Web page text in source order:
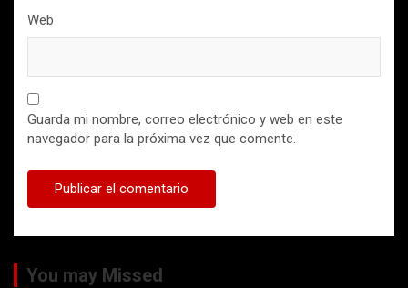
Web
Guarda mi nombre, correo electrónico y web en este
navegador para la próxima vez que comente.
You may Missed